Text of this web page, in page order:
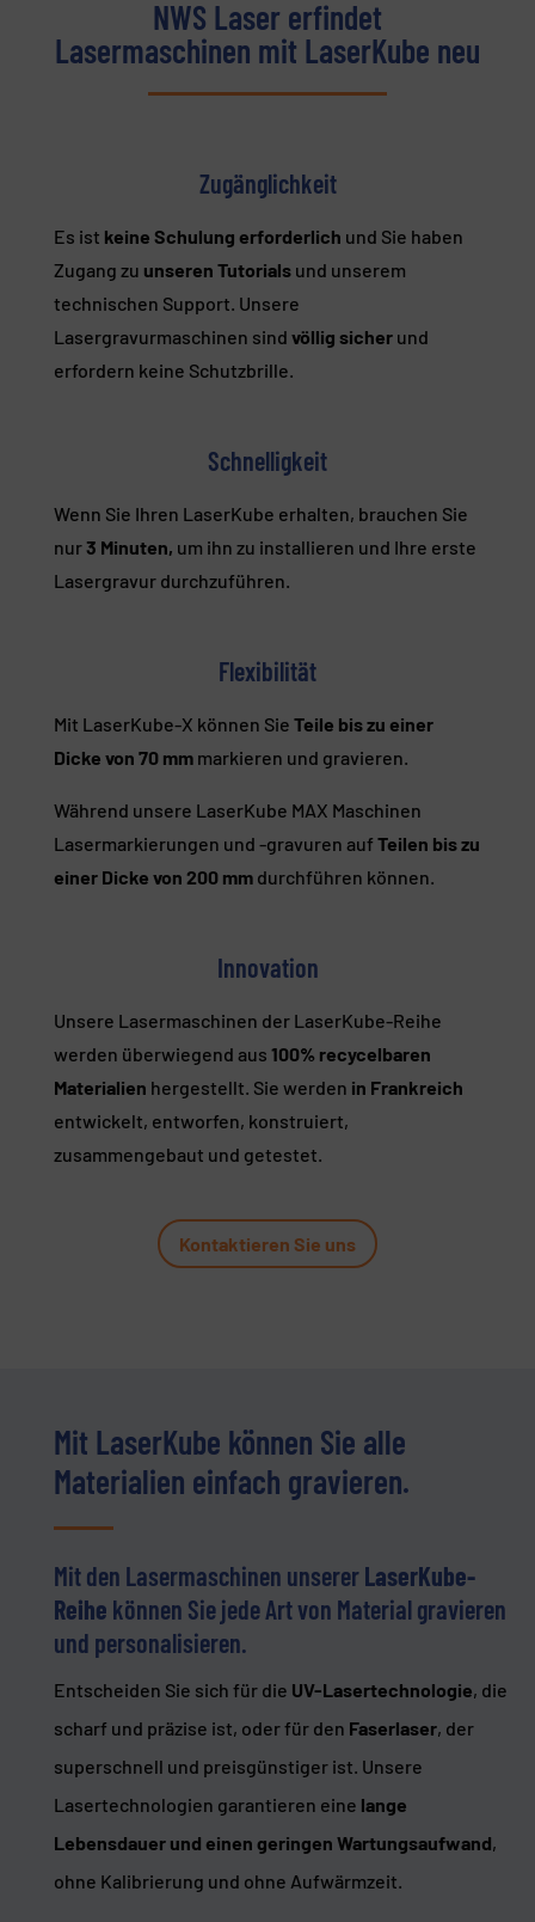
NWS Laser erfindet
Lasermaschinen mit LaserKube neu
Zugänglichkeit
Es ist keine Schulung erforderlich und Sie haben
Zugang zu unseren Tutorialsund unserem
technischen Support. Unsere
Lasergravurmaschinen sind völlig sicherund
erfordern keine Schutzbrille.
Schnelligkeit
Wenn Sie Ihren LaserKube erhalten, brauchen Sie
nur 3 Minuten, um ihn zu installieren und Ihre erste
Lasergravur durchzuführen.
Flexibilität
Mit LaserKube-X können Sie Teile bis zu einer
Dicke von 70 mmmarkieren und gravieren.
Während unsere LaserKube MAX Maschinen
Lasermarkierungen und -gravuren auf Teilen bis zu
einer Dicke von 200 mmdurchführen können.
Innovation
Unsere Lasermaschinen der LaserKube-Reihe
werden überwiegend aus 100% recycelbaren
Materialien hergestellt. Sie werden in Frankreich
entwickelt, entworfen, konstruiert,
zusammengebaut und getestet.
Kontaktieren Sie uns
Mit LaserKube können Sie alle
Materialien einfach gravieren.
Mit den Lasermaschinen unsererLaserKube-
Reihe können Sie jede Art von Material gravieren
und personalisieren.
Entscheiden Sie sich für die UV-Lasertechnologie, die
scharf und präzise ist, oder für den Faserlaser, der
superschnell und preisgünstiger ist. Unsere
Lasertechnologien garantieren eine lange
Lebensdauer und einen geringen Wartungsaufwand,
ohne Kalibrierung und ohne Aufwärmzeit.